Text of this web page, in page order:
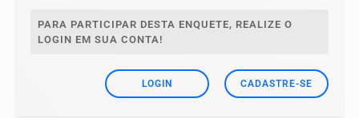
PARA PARTICIPAR DESTA ENQUETE, REALIZE O
LOGIN EM SUA CONTA!
LOGIN CADASTRE-SE